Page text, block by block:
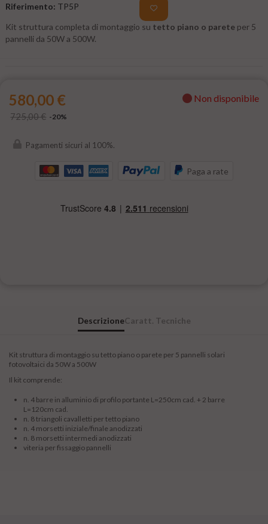
Riferimento: TP5P
Kit struttura completa di montaggio su tetto piano o parete per 5
pannelli da 50W a 500W.
580,00 €
725,00 € -20%
Non disponibile
Pagamenti sicuri al 100%.
Paga a rate
DescrizioneCaratt. Tecniche
Kit struttura di montaggio su tetto piano o parete per 5 pannelli solari
fotovoltaici da 50W a 500W
Il kit comprende:
n. 4 barre in alluminio di profilo portante L=250cm cad. + 2 barre
L=120cm cad.
n. 8 triangoli cavalletti per tetto piano
n. 4 morsetti iniziale/finale anodizzati
n. 8 morsetti intermedi anodizzati
viteria per fissaggio pannelli